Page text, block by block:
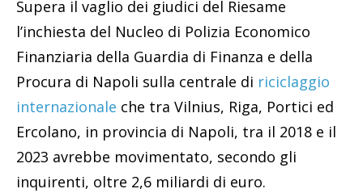
Supera il vaglio dei giudici del Riesame
l’inchiesta del Nucleo di Polizia Economico
Finanziaria della Guardia di Finanza e della
Procura di Napoli sulla centrale di riciclaggio
internazionale che tra Vilnius, Riga, Portici ed
Ercolano, in provincia di Napoli, tra il 2018 e il
2023 avrebbe movimentato, secondo gli
inquirenti, oltre 2,6 miliardi di euro.